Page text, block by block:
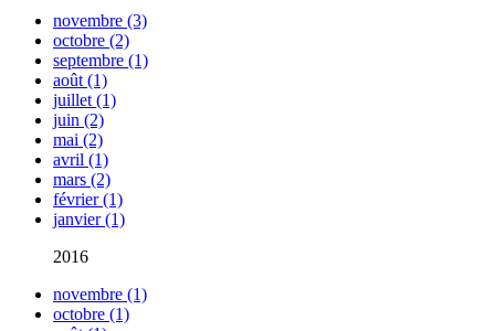
novembre (3)
octobre (2)
septembre (1)
août (1)
juillet (1)
juin (2)
mai (2)
avril (1)
mars (2)
février (1)
janvier (1)
2016
novembre (1)
octobre (1)